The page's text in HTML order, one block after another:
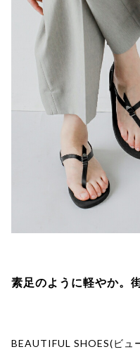
素足のように軽やか。
BEAUTIFUL SHOES(ビュ